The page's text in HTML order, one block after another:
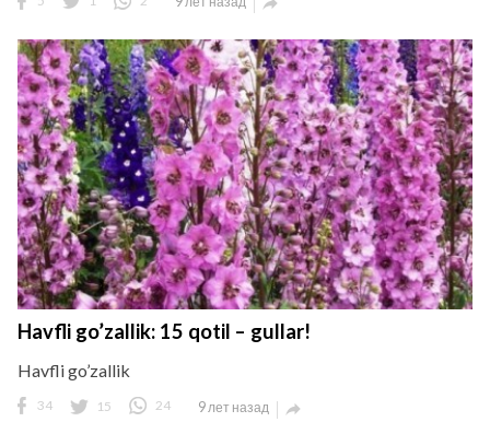
Havfli go’zallik: 15 qotil – gullar!
Havfli go’zallik
34 15 24 9 лет назад 